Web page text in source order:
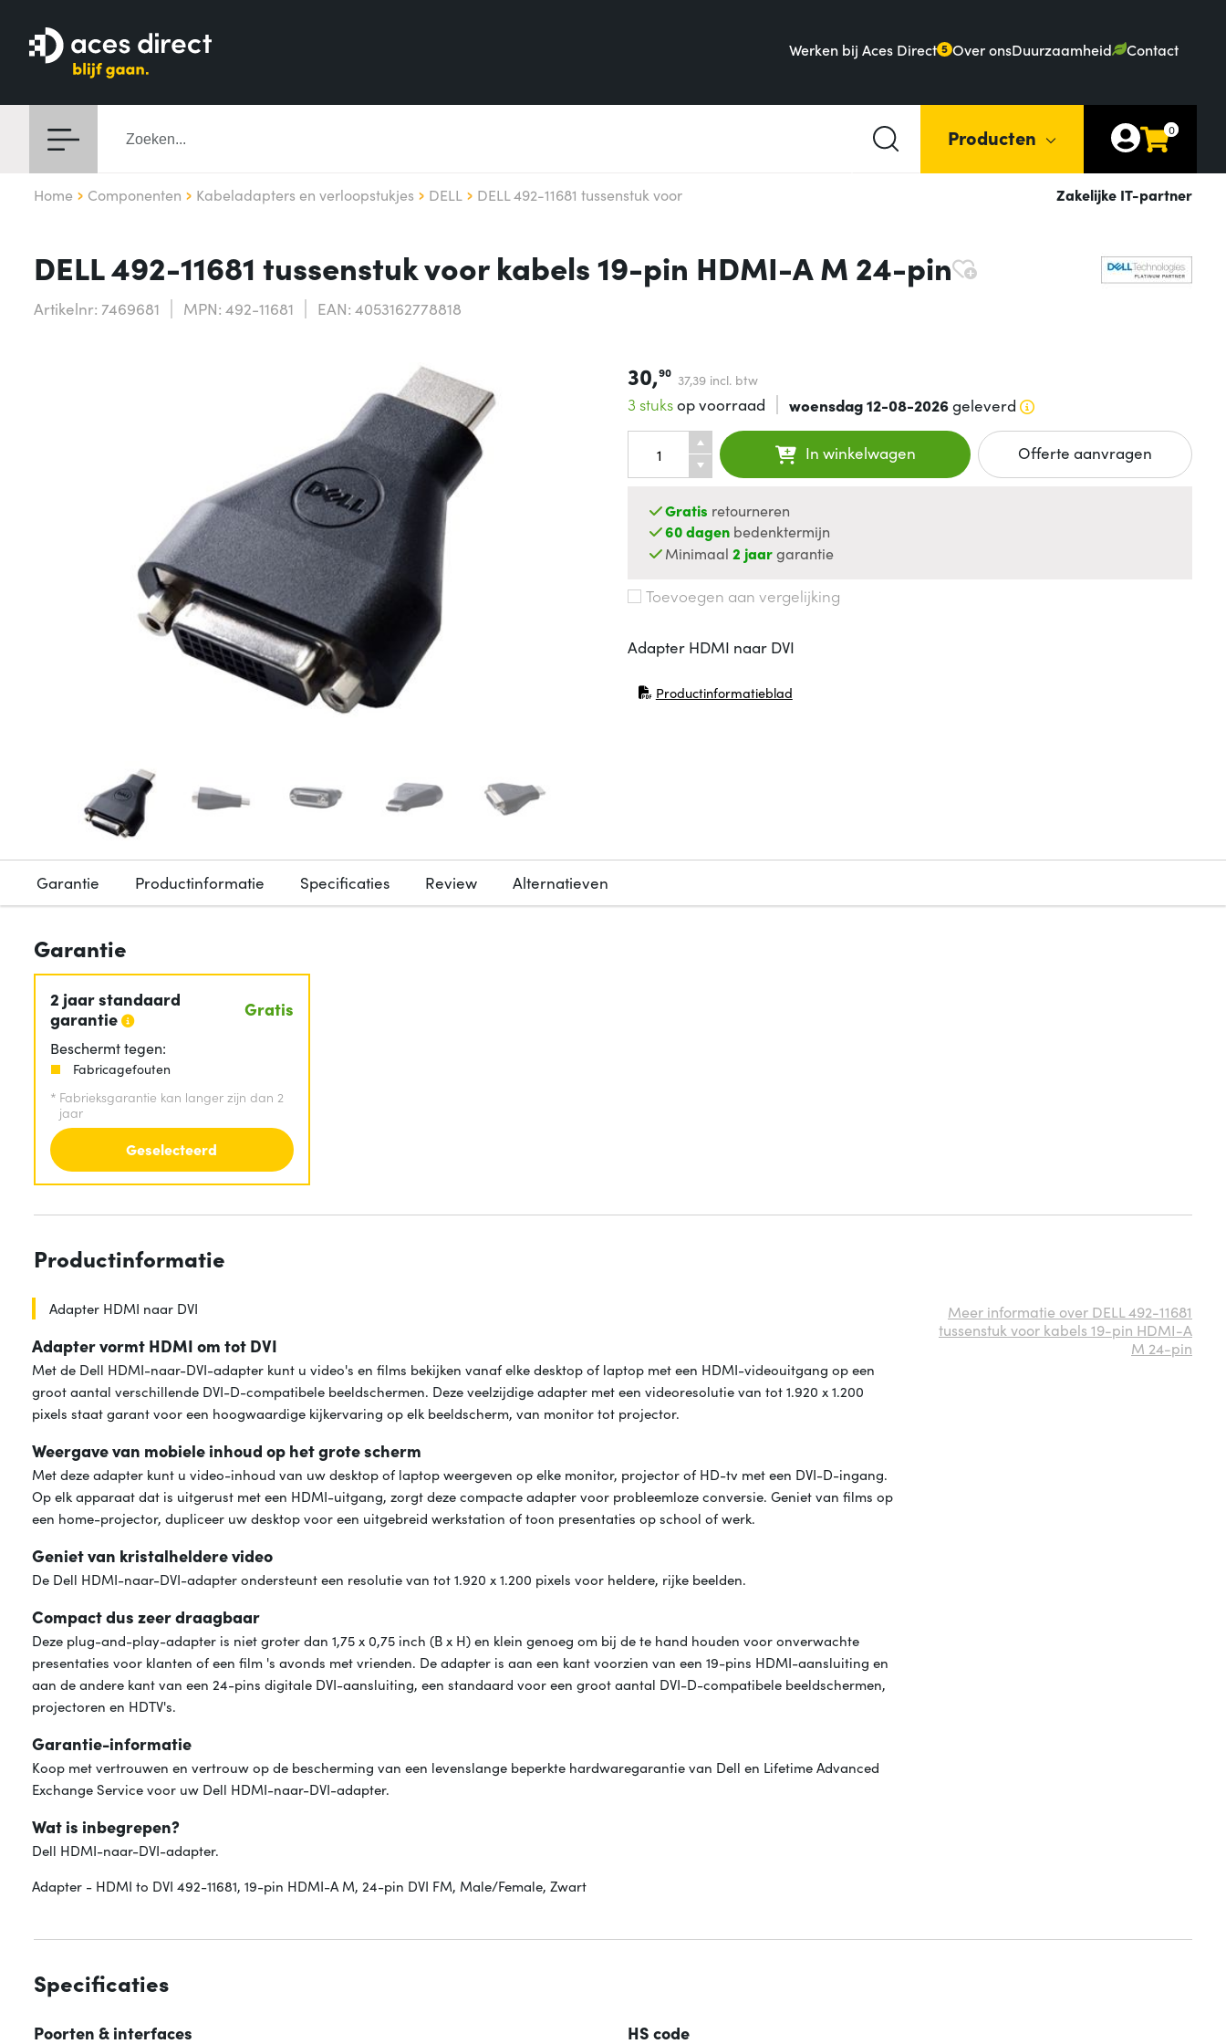
Werken bij Aces Direct 5 Over onsDuurzaamheid Contact
Producten 0
Home Componenten Kabeladapters en verloopstukjes DELL DELL 492-11681 tussenstuk voor Zakelijke IT-partner
DELL 492-11681 tussenstuk voor kabels 19-pin HDMI-A M 24-pin
Artikelnr: 7469681 MPN: 492-11681 EAN: 4053162778818
30,90 37,39 incl. btw
3 stuksop voorraad woensdag 12-08-2026geleverd
In winkelwagen Offerte aanvragen
Gratis retourneren
60 dagen bedenktermijn
Minimaal2 jaargarantie
Toevoegen aan vergelijking
Adapter HDMI naar DVI
Productinformatieblad
(opent in nieuw venster)
Garantie Productinformatie Specificaties Review Alternatieven
Garantie
2 jaar standaard
garantie
Gratis
Beschermt tegen:
Fabricagefouten
* Fabrieksgarantie kan langer zijn dan 2
jaar
Geselecteerd
Productinformatie
Adapter HDMI naar DVI
Adapter vormt HDMI om tot DVI
Met de Dell HDMI-naar-DVI-adapter kunt u video's en films bekijken vanaf elke desktop of laptop met een HDMI-videouitgang op een
groot aantal verschillende DVI-D-compatibele beeldschermen. Deze veelzijdige adapter met een videoresolutie van tot 1.920 x 1.200
pixels staat garant voor een hoogwaardige kijkervaring op elk beeldscherm, van monitor tot projector.
Weergave van mobiele inhoud op het grote scherm
Met deze adapter kunt u video-inhoud van uw desktop of laptop weergeven op elke monitor, projector of HD-tv met een DVI-D-ingang.
Op elk apparaat dat is uitgerust met een HDMI-uitgang, zorgt deze compacte adapter voor probleemloze conversie. Geniet van films op
een home-projector, dupliceer uw desktop voor een uitgebreid werkstation of toon presentaties op school of werk.
Geniet van kristalheldere video
De Dell HDMI-naar-DVI-adapter ondersteunt een resolutie van tot 1.920 x 1.200 pixels voor heldere, rijke beelden.
Compact dus zeer draagbaar
Deze plug-and-play-adapter is niet groter dan 1,75 x 0,75 inch (B x H) en klein genoeg om bij de te hand houden voor onverwachte
presentaties voor klanten of een film 's avonds met vrienden. De adapter is aan een kant voorzien van een 19-pins HDMI-aansluiting en
aan de andere kant van een 24-pins digitale DVI-aansluiting, een standaard voor een groot aantal DVI-D-compatibele beeldschermen,
projectoren en HDTV's.
Garantie-informatie
Koop met vertrouwen en vertrouw op de bescherming van een levenslange beperkte hardwaregarantie van Dell en Lifetime Advanced
Exchange Service voor uw Dell HDMI-naar-DVI-adapter.
Wat is inbegrepen?
Dell HDMI-naar-DVI-adapter.
Adapter - HDMI to DVI 492-11681, 19-pin HDMI-A M, 24-pin DVI FM, Male/Female, Zwart
Meer informatie over DELL 492-11681
tussenstuk voor kabels 19-pin HDMI-A
M 24-pin
Specificaties
Poorten & interfaces HS code